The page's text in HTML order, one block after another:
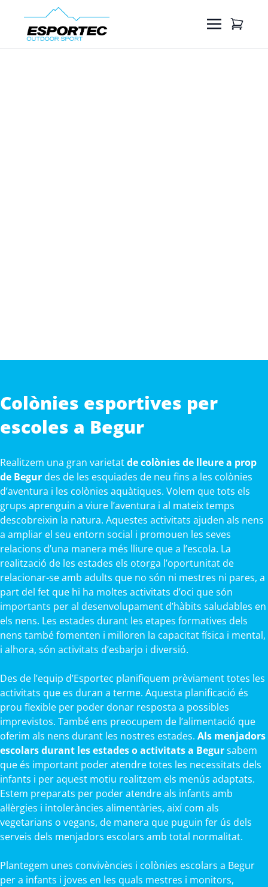
Colònies esportives per
escoles a Begur
Realitzem una gran varietatde colònies de lleure a prop
de Begurdes de les esquiades de neu fins a les colònies
d’aventura i les colònies aquàtiques. Volem que tots els
grups aprenguin a viure l’aventura i al mateix temps
descobreixin la natura. Aquestes activitats ajuden als nens
a ampliar el seu entorn social i promouen les seves
relacions d’una manera més lliure que a l’escola. La
realització de les estades els otorga l’oportunitat de
relacionar-se amb adults que no són ni mestres ni pares, a
part del fet que hi ha moltes activitats d’oci que són
importants per al desenvolupament d’hàbits saludables en
els nens. Les estades durant les etapes formatives dels
nens també fomenten i milloren la capacitat física i mental,
i alhora, són activitats d’esbarjo i diversió.
Des de l’equip d’Esportec planifiquem prèviament totes les
activitats que es duran a terme. Aquesta planificació és
prou flexible per poder donar resposta a possibles
imprevistos. També ens preocupem de l’alimentació que
oferim als nens durant les nostres estades. Als menjadors
escolars durant les estades o activitats a Begursabem
que és important poder atendre totes les necessitats dels
infants i per aquest motiu realitzem els menús adaptats.
Estem preparats per poder atendre als infants amb
al·lèrgies i intoleràncies alimentàries, així com als
vegetarians o vegans, de manera que puguin fer ús dels
serveis dels menjadors escolars amb total normalitat.
Plantegem unes convivències i colònies escolars a Begur
per a infants i joves en les quals mestres i monitors,